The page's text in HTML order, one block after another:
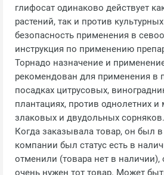
глифосат одинаково действует
растений, так и против
безопасность применения в
инструкция по применению
Торнадо назначение и
рекомендован для применения в
посадках цитрусовых,
плантациях, против однолетних и
злаковых и двудольных сорняков.
Когда заказывала товар, он был
компании был статус есть в
отменили (товара нет в
очень нужен тот товар. Может